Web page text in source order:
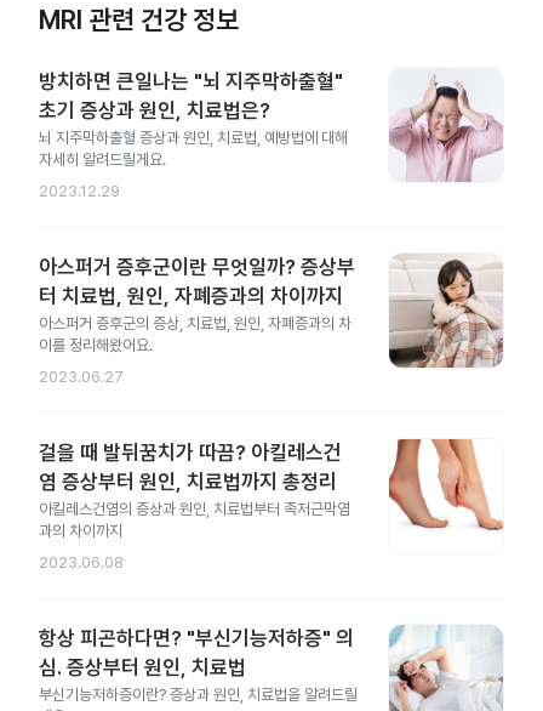
MRI 관련 건강 정보
방치하면 큰일나는 "뇌 지주막하출혈"
초기 증상과 원인, 치료법은?
뇌 지주막하출혈 증상과 원인, 치료법, 예방법에 대해
자세히 알려드릴게요.
2023.12.29
아스퍼거 증후군이란 무엇일까? 증상부
터 치료법, 원인, 자폐증과의 차이까지
아스퍼거 증후군의 증상, 치료법, 원인, 자폐증과의 차
이를 정리해왔어요.
2023.06.27
걸을 때 발뒤꿈치가 따끔? 아킬레스건
염 증상부터 원인, 치료법까지 총정리
아킬레스건염의 증상과 원인, 치료법부터 족저근막염
과의 차이까지
2023.06.08
항상 피곤하다면? "부신기능저하증" 의
심. 증상부터 원인, 치료법
부신기능저하증이란? 증상과 원인, 치료법을 알려드릴